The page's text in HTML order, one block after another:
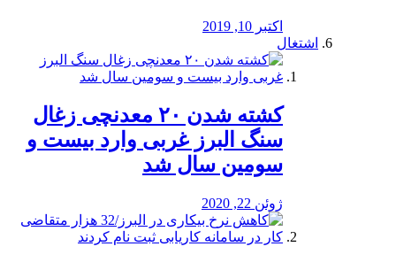
اکتبر 10, 2019
اشتغال
کشته شدن ۲۰ معدنچی زغال
سنگ البرز غربی وارد بیست و
سومین سال شد
ژوئن 22, 2020